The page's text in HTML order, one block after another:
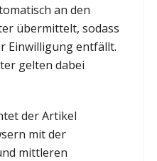
an den
übermittelt, sodass
Einwilligung entfällt.
gelten dabei
der Artikel
mit der
mittleren